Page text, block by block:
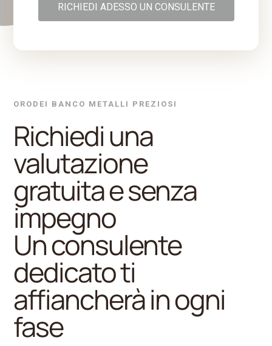
RICHIEDI ADESSO UN CONSULENTE
ORODEI BANCO METALLI PREZIOSI
Richiedi una
valutazione
gratuita e senza
impegno
Un consulente
dedicato ti
affiancherà in ogni
fase